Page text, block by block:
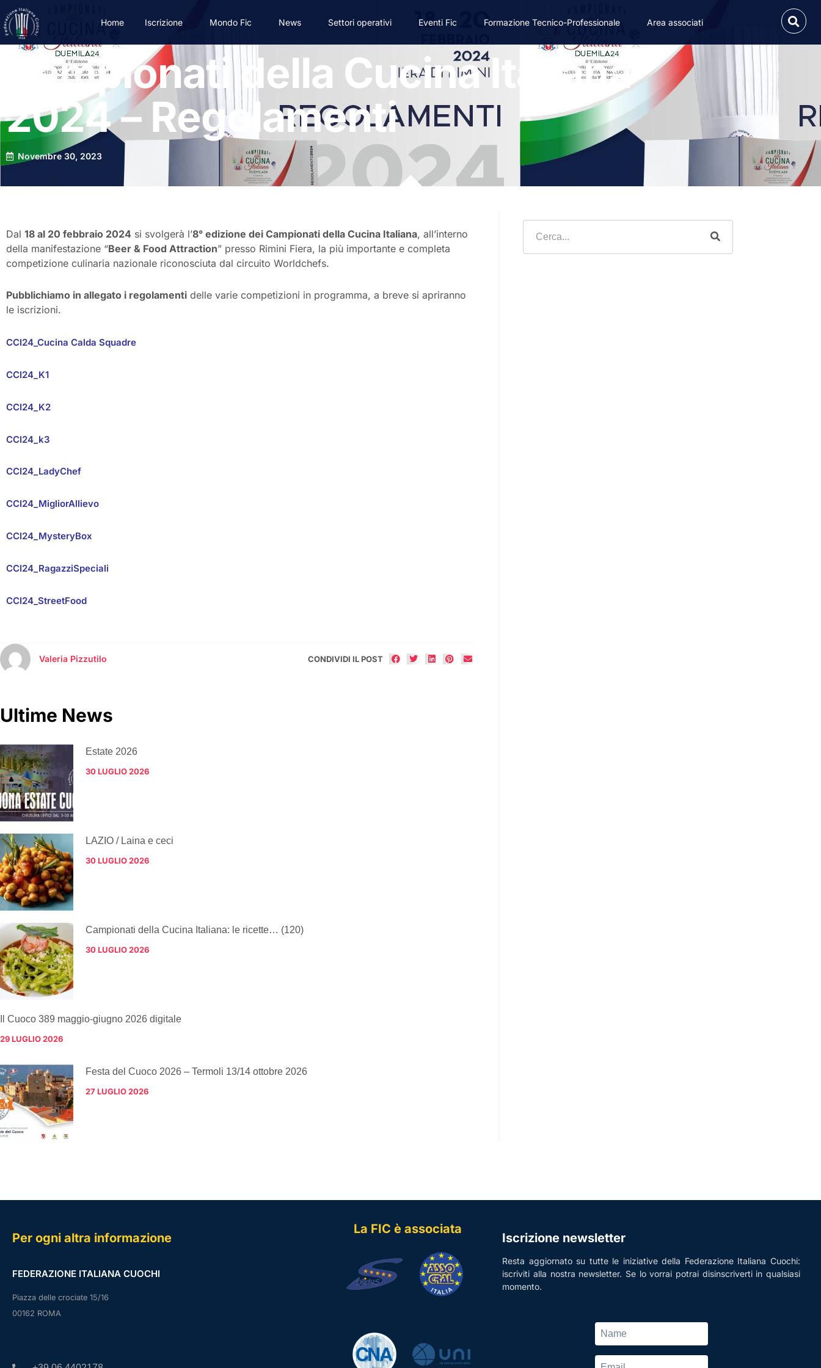
Home Iscrizione Mondo Fic News Settori operativi Eventi Fic Formazione Tecnico-Professionale Area associati
Campionati della Cucina Italiana
2024 – Regolamenti
Novembre 30, 2023
Dal 18 al 20 febbraio 2024 si svolgerà l’8° edizione dei Campionati della Cucina Italiana, all’interno
della manifestazione “Beer & Food Attraction” presso Rimini Fiera, la più importante e completa
competizione culinaria nazionale riconosciuta dal circuito Worldchefs.
Pubblichiamo in allegato i regolamenti delle varie competizioni in programma, a breve si apriranno
le iscrizioni.
CCI24_Cucina Calda Squadre
CCI24_K1
CCI24_K2
CCI24_k3
CCI24_LadyChef
CCI24_MigliorAllievo
CCI24_MysteryBox
CCI24_RagazziSpeciali
CCI24_StreetFood
Valeria Pizzutilo CONDIVIDI IL POST
Ultime News
Estate 2026
30 LUGLIO 2026
LAZIO / Laina e ceci
30 LUGLIO 2026
Campionati della Cucina Italiana: le ricette… (120)
30 LUGLIO 2026
Il Cuoco 389 maggio-giugno 2026 digitale
29 LUGLIO 2026
Festa del Cuoco 2026 – Termoli 13/14 ottobre 2026
27 LUGLIO 2026
Per ogni altra informazione
FEDERAZIONE ITALIANA CUOCHI
Piazza delle crociate 15/16
00162 ROMA
La FIC è associata
Iscrizione newsletter
Resta aggiornato su tutte le iniziative della Federazione Italiana Cuochi:
iscriviti alla nostra newsletter. Se lo vorrai potrai disinscriverti in qualsiasi
momento.